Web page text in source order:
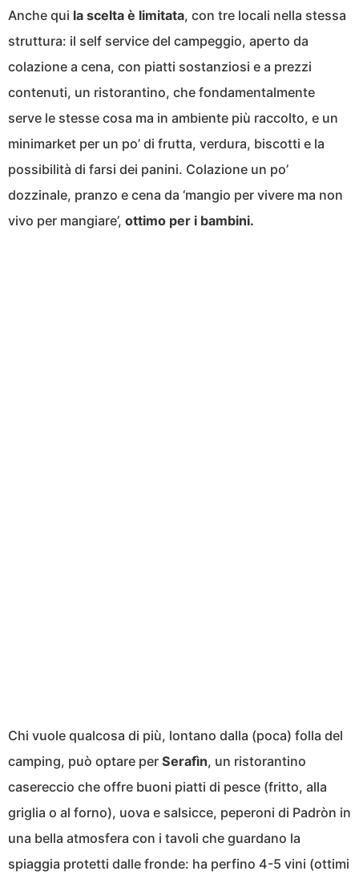
Anche qui la scelta è limitata, con tre locali nella stessa
struttura: il self service del campeggio, aperto da
colazione a cena, con piatti sostanziosi e a prezzi
contenuti, un ristorantino, che fondamentalmente
serve le stesse cosa ma in ambiente più raccolto, e un
minimarket per un po’ di frutta, verdura, biscotti e la
possibilità di farsi dei panini. Colazione un po’
dozzinale, pranzo e cena da ‘mangio per vivere ma non
vivo per mangiare’, ottimo per i bambini.
Chi vuole qualcosa di più, lontano dalla (poca) folla del
camping, può optare per Serafìn, un ristorantino
casereccio che offre buoni piatti di pesce (fritto, alla
griglia o al forno), uova e salsicce, peperoni di Padròn in
una bella atmosfera con i tavoli che guardano la
spiaggia protetti dalle fronde: ha perfino 4-5 vini (ottimi